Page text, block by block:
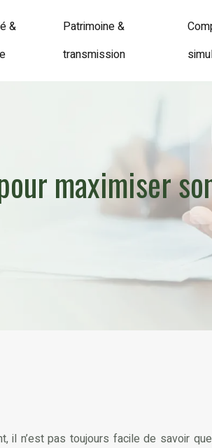
&
Patrimoine &
transmission
maximiser
il n’est pas toujours facile de savoir